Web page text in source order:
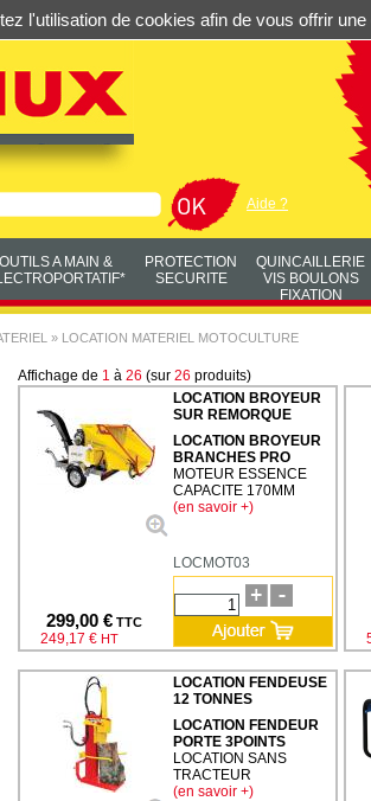
Aide ?
OUTILS A MAIN &
PROTECTION
SECURITE
QUINCAILLERIE
VIS BOULONS
FIXATION
» LOCATION MATERIEL MOTOCULTURE
Affichage de 1 à 26 (sur 26 produits)
299,00 € TTC
249,17 € HT
LOCATION BROYEUR
SUR REMORQUE
LOCATION BROYEUR
BRANCHES PRO
MOTEUR ESSENCE
CAPACITE 170MM
(en savoir +)
LOCMOT03
LOCATION FENDEUSE
12 TONNES
LOCATION FENDEUR
PORTE 3POINTS
LOCATION SANS
TRACTEUR
(en savoir +)
l'utilisation de cookies afin de vous offrir